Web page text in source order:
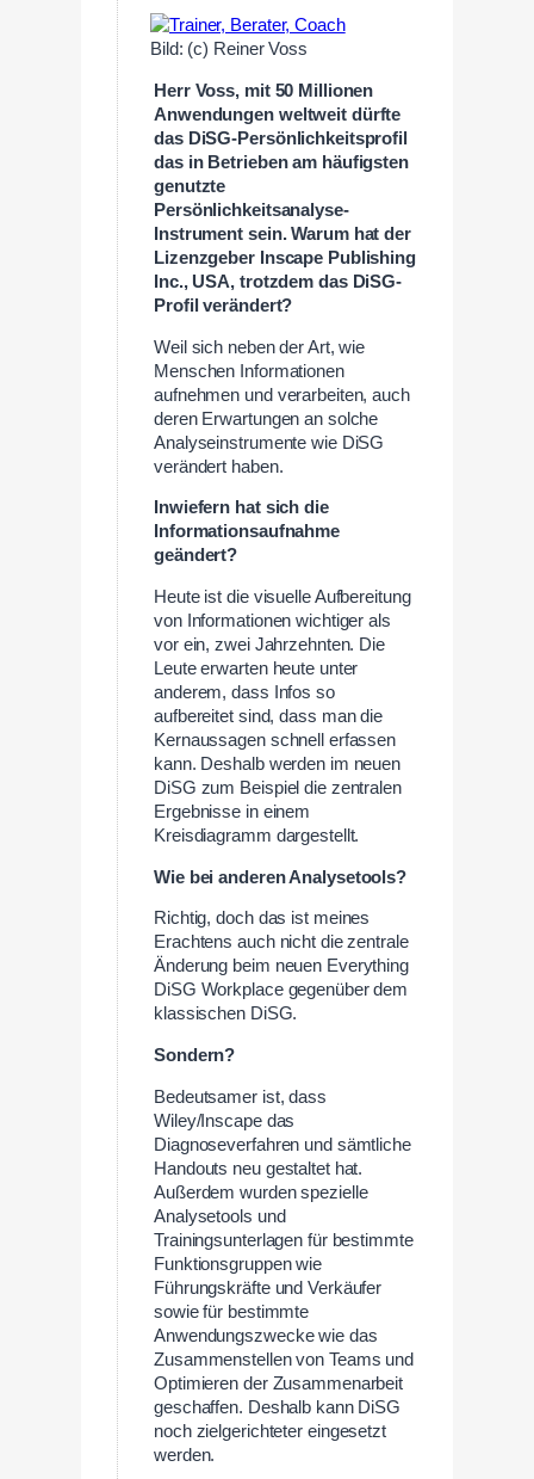
Bild: (c) Reiner Voss
Herr Voss, mit 50 Millionen
Anwendungen weltweit dürfte
das DiSG-Persönlichkeitsprofil
das in Betrieben am häufigsten
genutzte
Persönlichkeitsanalyse-
Instrument sein. Warum hat der
Lizenzgeber Inscape Publishing
Inc., USA, trotzdem das DiSG-
Profil verändert?
Weil sich neben der Art, wie
Menschen Informationen
aufnehmen und verarbeiten, auch
deren Erwartungen an solche
Analyseinstrumente wie DiSG
verändert haben.
Inwiefern hat sich die
Informationsaufnahme
geändert?
Heute ist die visuelle Aufbereitung
von Informationen wichtiger als
vor ein, zwei Jahrzehnten. Die
Leute erwarten heute unter
anderem, dass Infos so
aufbereitet sind, dass man die
Kernaussagen schnell erfassen
kann. Deshalb werden im neuen
DiSG zum Beispiel die zentralen
Ergebnisse in einem
Kreisdiagramm dargestellt.
Wie bei anderen Analysetools?
Richtig, doch das ist meines
Erachtens auch nicht die zentrale
Änderung beim neuen Everything
DiSG Workplace gegenüber dem
klassischen DiSG.
Sondern?
Bedeutsamer ist, dass
Wiley/Inscape das
Diagnoseverfahren und sämtliche
Handouts neu gestaltet hat.
Außerdem wurden spezielle
Analysetools und
Trainingsunterlagen für bestimmte
Funktionsgruppen wie
Führungskräfte und Verkäufer
sowie für bestimmte
Anwendungszwecke wie das
Zusammenstellen von Teams und
Optimieren der Zusammenarbeit
geschaffen. Deshalb kann DiSG
noch zielgerichteter eingesetzt
werden.